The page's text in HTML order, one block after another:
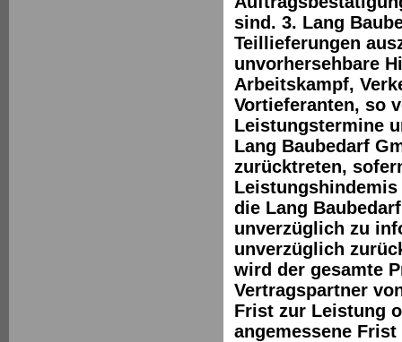
sind. 3. Lang
Teillieferungen
unvorhersehbare
Arbeitskampf,
Vortieferanten, so
Leistungstermine
Lang Baubedarf
zurücktreten,
die Lang
unverzüglich zu
unverzüglich
wird der gesamte
Vertragspartner
Frist zur Leistung
angemessene